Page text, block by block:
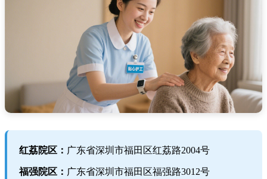
红荔院区： 广东省深圳市福田区红荔路2004号
福强院区： 广东省深圳市福田区福强路3012号